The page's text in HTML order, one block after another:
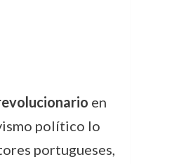
en
político lo
portugueses,